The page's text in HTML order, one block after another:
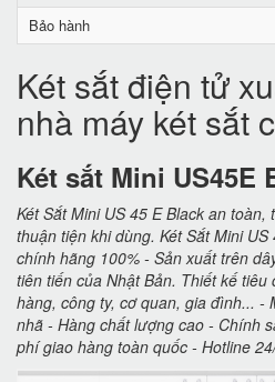
Bảo hành
Két sắt điện tử
nhà máy két sắt
Két sắt Mini US45E
Két Sắt Mini US 45 E Black an
thuận tiện khi dùng. Két Sắt Mini
chính hãng 100% - Sản xuất trên
tiên tiến của Nhật Bản. Thiết kế
hàng, công ty, cơ quan, gia đình... -
nhã - Hàng chất lượng cao - Chính
phí giao hàng toàn quốc - Hotline